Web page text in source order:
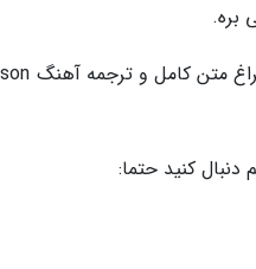
بره.
دنبال کنید حتما: